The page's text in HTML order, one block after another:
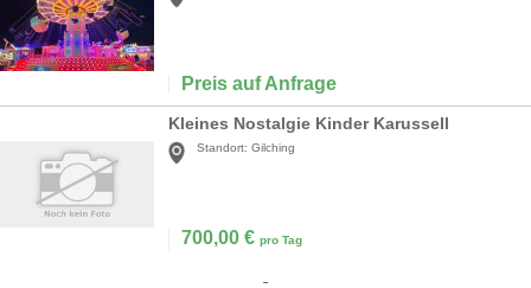
Preis auf Anfrage
Kleines Nostalgie Kinder Karussell
Standort: Gilching
700,00 € pro Tag